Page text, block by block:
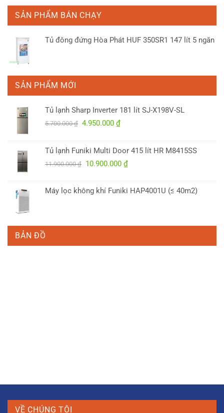
là:
7.100.000 ₫.
là:
SẢN PHẨM BÁN CHẠY
Tủ đông đứng Hòa Phát HUF 350SR1 147 lít 5 ngăn
SẢN PHẨM MỚI
Tủ lạnh Sharp Inverter 181 lít SJ-X198V-SL
5.700.000₫ Giá
5.700.000 ₫.
4.950.000 ₫Giá
là:
4.950.000 ₫.
Tủ lạnh Funiki Multi Door 415 lít HR M8415SS
11.900.000₫ Giá
11.900.000 ₫.
10.900.000 ₫Giá
là:
Máy lọc không khí Funiki HAP4001U (≤ 40m2)
BẢN ĐỒ
VỀ CHÚNG TÔI